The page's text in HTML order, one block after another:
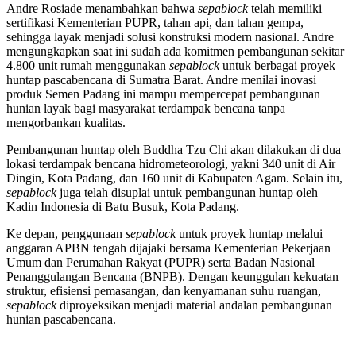
Andre Rosiade menambahkan bahwa sepablocktelah memiliki
sertifikasi Kementerian PUPR, tahan api, dan tahan gempa,
sehingga layak menjadi solusi konstruksi modern nasional. Andre
mengungkapkan saat ini sudah ada komitmen pembangunan sekitar
4.800 unit rumah menggunakan sepablockuntuk berbagai proyek
huntap pascabencana di Sumatra Barat. Andre menilai inovasi
produk Semen Padang ini mampu mempercepat pembangunan
hunian layak bagi masyarakat terdampak bencana tanpa
mengorbankan kualitas.
Pembangunan huntap oleh Buddha Tzu Chi akan dilakukan di dua
lokasi terdampak bencana hidrometeorologi, yakni 340 unit di Air
Dingin, Kota Padang, dan 160 unit di Kabupaten Agam. Selain itu,
sepablockjuga telah disuplai untuk pembangunan huntap oleh
Kadin Indonesia di Batu Busuk, Kota Padang.
Ke depan, penggunaan sepablockuntuk proyek huntap melalui
anggaran APBN tengah dijajaki bersama Kementerian Pekerjaan
Umum dan Perumahan Rakyat (PUPR) serta Badan Nasional
Penanggulangan Bencana (BNPB). Dengan keunggulan kekuatan
struktur, efisiensi pemasangan, dan kenyamanan suhu ruangan,
sepablockdiproyeksikan menjadi material andalan pembangunan
hunian pascabencana.